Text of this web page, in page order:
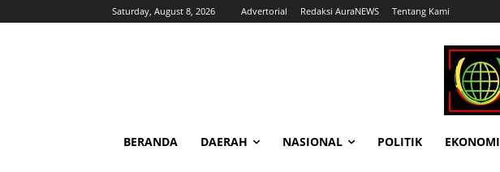
Saturday, August 8, 2026 Advertorial Redaksi AuraNEWS Tentang Kami
BERANDA DAERAH NASIONAL POLITIK EKONOMI